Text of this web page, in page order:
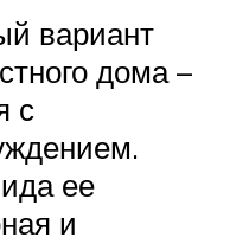
вариант
дома –
с
ее
и